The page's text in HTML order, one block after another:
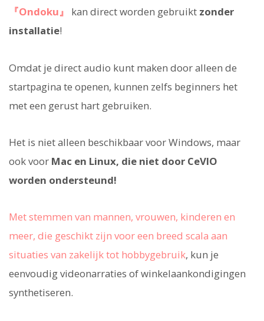
『Ondoku』 kan direct worden gebruikt zonder
installatie!
Omdat je direct audio kunt maken door alleen de
startpagina te openen, kunnen zelfs beginners het
met een gerust hart gebruiken.
Het is niet alleen beschikbaar voor Windows, maar
ook voor Mac en Linux, die niet door CeVIO
worden ondersteund!
Met stemmen van mannen, vrouwen, kinderen en
meer, die geschikt zijn voor een breed scala aan
situaties van zakelijk tot hobbygebruik, kun je
eenvoudig videonarraties of winkelaankondigingen
synthetiseren.